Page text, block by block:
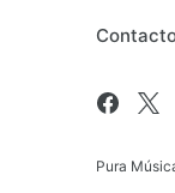
Pura